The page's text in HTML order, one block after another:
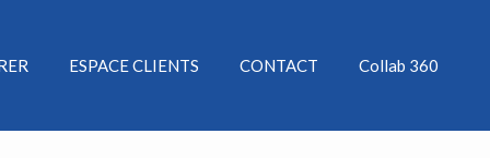
ESPACE CLIENTS CONTACT Collab 360